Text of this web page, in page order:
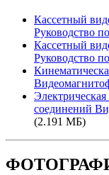
Кассетный
Руководство
Кассетный
Руководство
соединений
(2.191 МБ)